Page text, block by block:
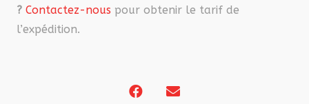
? Contactez-nous pour obtenir le tarif de
l’expédition.